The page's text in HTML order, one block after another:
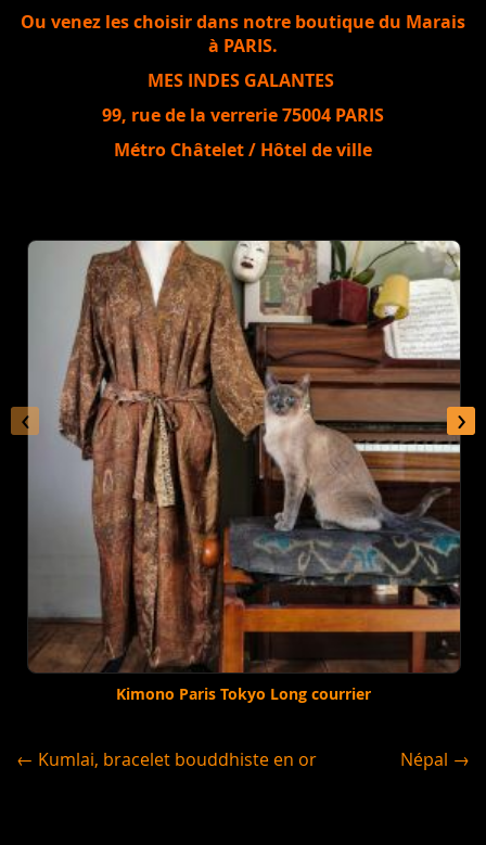
Ou venez les choisir dans notre boutique du Marais
à PARIS.
MES INDES GALANTES
99, rue de la verrerie 75004 PARIS
Métro Châtelet / Hôtel de ville
Kimono Paris Tokyo Long courrier
‹ ›
← Kumlai, bracelet bouddhiste en or Népal →